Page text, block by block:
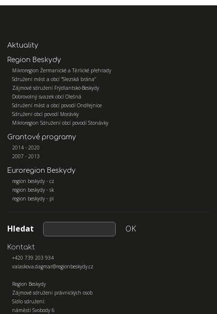
Aktuality
Region Beskydy
Mikroregion Žermanické a Těrlické přehrady
Sdružení měst a obcí "Slezská brána"
Zájmové sdružení Frýdlantsko-Beskydy
Dobrovolný svazek obcí Olešná
Sdružení měst a obcí povodí Ondřejnice
Sdružení obcí povodí Morávky
Mikroregion Sdružení obcí povodí Stonávky
Grantové programy
2014 - 2020
2007 - 2013
Euroregion Beskydy
region beskydy - cz
region beskydy - sk
region beskydy - pl
Hledat OK
Kontakt
+420 739 203 934
valaskova.dagmar@regionbeskydy.cz
Region Beskydy
Zájmové sdružení právnických osob
Sídlo sdružení:
náměstí Svobody 6